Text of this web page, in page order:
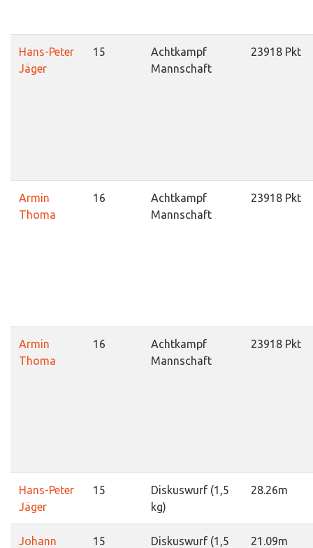
Hans-Peter
Jäger
15
Achtkampf
Mannschaft
23918 Pkt
Armin
Thoma
16
Achtkampf
Mannschaft
23918 Pkt
Armin
Thoma
16
Achtkampf
Mannschaft
23918 Pkt
Hans-Peter
Jäger
15
Diskuswurf (1,5
kg)
28.26m
Johann
15
Diskuswurf (1,5
21.09m